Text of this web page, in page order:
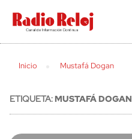
cerrar
Inicio Mustafá Dogan
ETIQUETA:MUSTAFÁ DOGAN